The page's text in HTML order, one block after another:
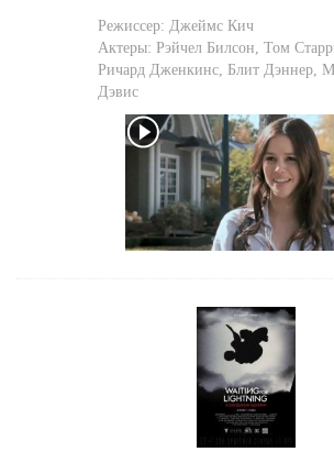
Режиссер: Джеймс Кич
Актеры: Рэйчел Билсон, Том
Ричард Дженкинс, Блит Дэннер,
Дэвис